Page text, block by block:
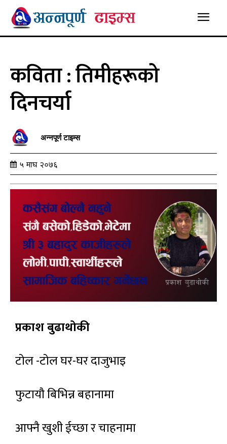
कविता : तिमीहरूको
दिनचर्या
अन्नपूर्ण टाइम्स
५ माघ २०७६
प्रकाश बुढाथोकी
टोल -टोल घर-घर दाजुभाइ
फुटायौ बिभिन्न बहानामा
आफ्नै खुशी ईच्छा र चाहनामा